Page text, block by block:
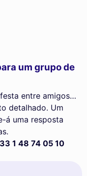
um grupo de
entre amigos…
detalhado. Um
á uma resposta
1 48 74 05 10